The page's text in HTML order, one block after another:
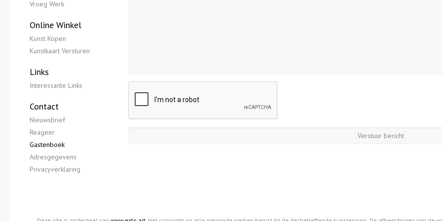
Vroeg Werk
Online Winkel
Kunst Kopen
Kunstkaart Versturen
Links
Interessante Links
Contact
Nieuwsbrief
Reageer
Gastenboek
Adresgegevens
Privacyverklaring